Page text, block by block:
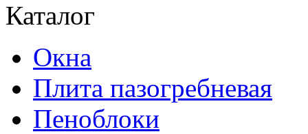
Каталог
Окна
Плита пазогребневая
Пеноблоки